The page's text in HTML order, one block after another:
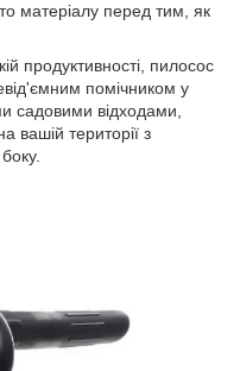
матеріалу перед тим, як
продуктивності, пилосос
помічником у
садовими відходами,
вашій території з